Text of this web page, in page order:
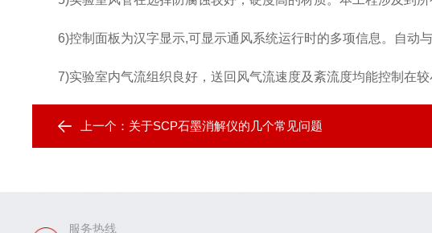
6)控制面板为汉字显示,可显示通风系统运行时的多项信息。自动与
7)实验室内气流组织良好，送回风气流速度及紊流度均能控制在较
上一个： 关于SCP石墨消解仪的几个常见问题
服务热线